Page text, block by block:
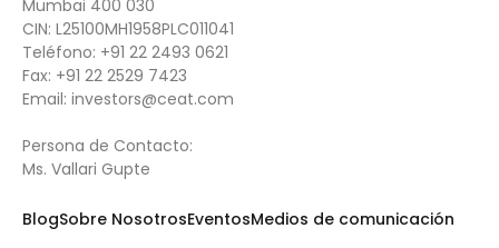
Mumbai 400 030
CIN: L25100MH1958PLC011041
Teléfono: +91 22 2493 0621
Fax: +91 22 2529 7423
Email: investors@ceat.com
Persona de Contacto:
Ms. Vallari Gupte
BlogSobre NosotrosEventosMedios de comunicación